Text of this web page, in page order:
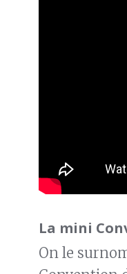
La mini
On le